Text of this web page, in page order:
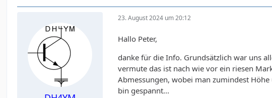
23. August 2024 um 20:12
Hallo Peter,
danke für die Info. Grundsätzlich war uns
vermute das ist nach wie vor ein riesen
Abmessungen, wobei man zumindest
bin gespannt...